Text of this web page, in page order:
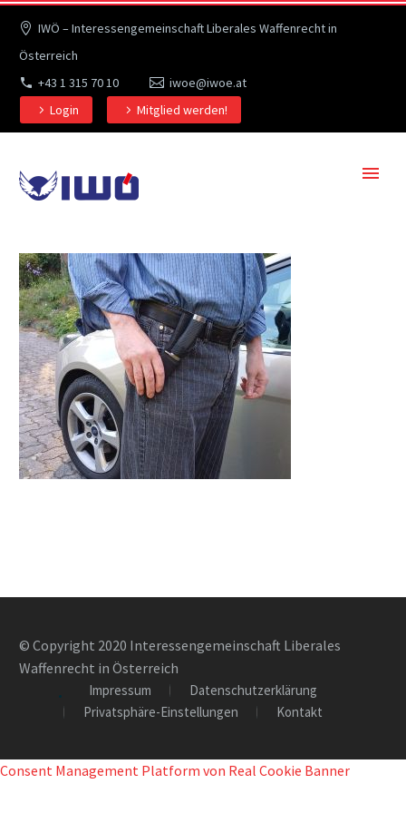
IWÖ – Interessengemeinschaft Liberales Waffenrecht in
Österreich
+43 1 315 70 10
iwoe@iwoe.at
Login
Mitglied werden!
© Copyright 2020 Interessengemeinschaft Liberales
Waffenrecht in Österreich
Impressum
Datenschutzerklärung
Privatsphäre-Einstellungen
Kontakt
Consent Management Platform von Real Cookie Banner